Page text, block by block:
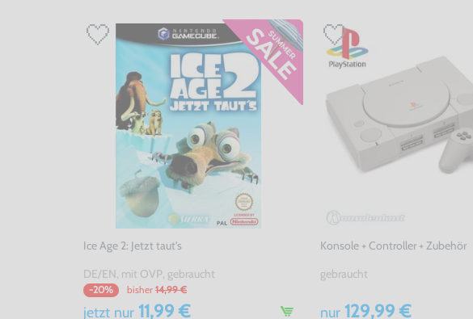
Ice Age 2: Jetzt taut's
DE/EN, mit OVP, gebraucht
-20% bisher 14,99 €
jetzt nur 11,99 €
Konsole + Controller + Zubehör
gebraucht
nur129,99 €